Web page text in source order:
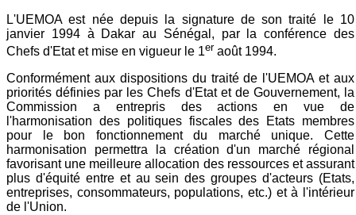
L'UEMOA est née depuis la signature de son traité le 10
janvier 1994 à Dakar au Sénégal, par la conférence des
Chefs d'Etat et mise en vigueur le 1er août 1994.
Conformément aux dispositions du traité de l'UEMOA et aux
priorités définies par les Chefs d'Etat et de Gouvernement, la
Commission a entrepris des actions en vue de
l'harmonisation des politiques fiscales des Etats membres
pour le bon fonctionnement du marché unique. Cette
harmonisation permettra la création d'un marché régional
favorisant une meilleure allocation des ressources et assurant
plus d'équité entre et au sein des groupes d'acteurs (Etats,
entreprises, consommateurs, populations, etc.) et à l'intérieur
de l'Union.